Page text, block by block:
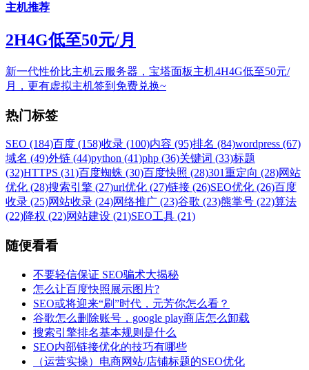
主机推荐
2H4G低至50元/月
新一代性价比主机云服务器，宝塔面板主机4H4G低至50元/
月，更有虚拟主机签到免费兑换~
热门标签
SEO (184)百度 (158)收录 (100)内容 (95)排名 (84)wordpress (67)
域名 (49)外链 (44)python (41)php (36)关键词 (33)标题
(32)HTTPS (31)百度蜘蛛 (30)百度快照 (28)301重定向 (28)网站
优化 (28)搜索引擎 (27)url优化 (27)链接 (26)SEO优化 (26)百度
收录 (25)网站收录 (24)网络推广 (23)谷歌 (23)熊掌号 (22)算法
(22)降权 (22)网站建设 (21)SEO工具 (21)
随便看看
不要轻信保证 SEO骗术大揭秘
怎么让百度快照展示图片?
SEO或将迎来“刷”时代，元芳你怎么看？
谷歌怎么删除账号，google play商店怎么卸载
搜索引擎排名基本规则是什么
SEO内部链接优化的技巧有哪些
（运营实操）电商网站/店铺标题的SEO优化